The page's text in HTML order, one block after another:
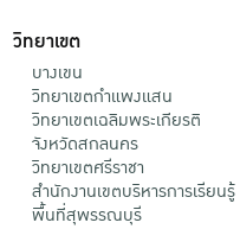
วิทยาเขต
บางเขน
วิทยาเขตกําแพงแสน
วิทยาเขตเฉลิมพระเกียรติ
จังหวัดสกลนคร
วิทยาเขตศรีราชา
สำนักงานเขตบริหารการเรียนรู้
พื้นที่สุพรรณบุรี